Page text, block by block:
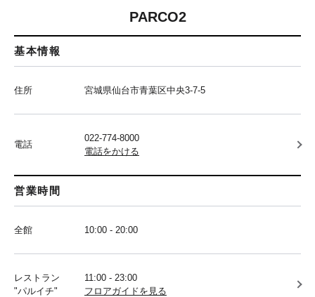
PARCO2
基本情報
住所 宮城県仙台市青葉区中央3-7-5
電話
022-774-8000
電話をかける
営業時間
全館 10:00 - 20:00
レストラン
"パルイチ"
11:00 - 23:00
フロアガイドを見る